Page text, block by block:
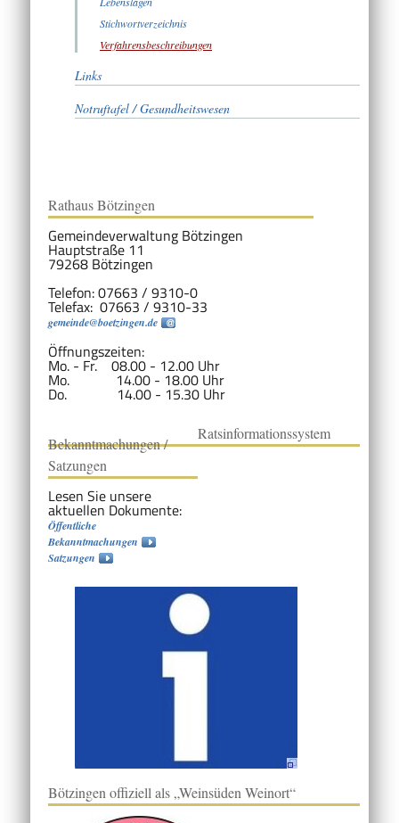
Stichwortverzeichnis
Verfahrensbeschreibungen
Links
Notruftafel / Gesundheitswesen
Rathaus Bötzingen
Gemeindeverwaltung Bötzingen
Hauptstraße 11
79268 Bötzingen
Telefon: 07663 / 9310-0
Telefax: 07663 / 9310-33
gemeinde@boetzingen.de
Öffnungszeiten:
Mo. - Fr. 08.00 - 12.00 Uhr
Mo. 14.00 - 18.00 Uhr
Do. 14.00 - 15.30 Uhr
Bekanntmachungen /
Satzungen
Lesen Sie unsere
aktuellen Dokumente:
Öffentliche
Bekanntmachungen
Satzungen
Ratsinformationssystem
Bötzingen offiziell als „Weinsüden Weinort“